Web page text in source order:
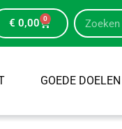
€ 0,00 0
GOEDE DOELEN